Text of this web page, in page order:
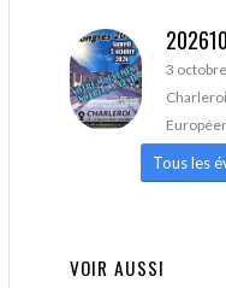
3 octobre
Tous les
VOIR AUSSI